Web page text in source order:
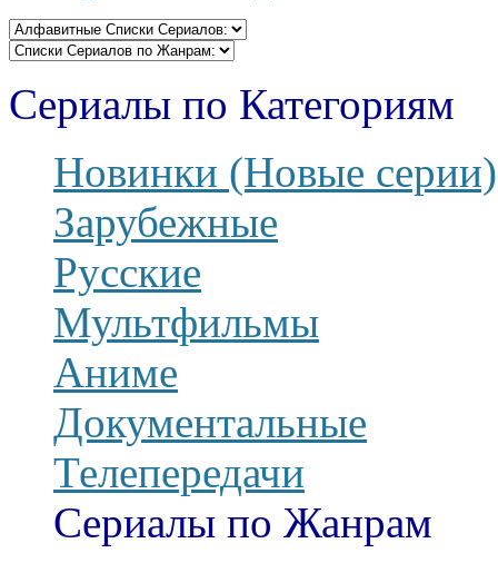
Сериалы по Категориям
Новинки (Новые серии)
Зарубежные
Русские
Мультфильмы
Аниме
Документальные
Телепередачи
Сериалы по Жанрам